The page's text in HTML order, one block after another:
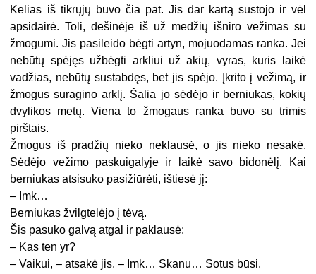
Kelias iš tikrųjų buvo čia pat. Jis dar kartą sustojo ir vėl
apsidairė. Toli, dešinėje iš už medžių išniro vežimas su
žmogumi. Jis pasileido bėgti artyn, mojuodamas ranka. Jei
nebūtų spėjęs užbėgti arkliui už akių, vyras, kuris laikė
vadžias, nebūtų sustabdęs, bet jis spėjo. Įkrito į vežimą, ir
žmogus suragino arklį. Šalia jo sėdėjo ir berniukas, kokių
dvylikos metų. Viena to žmogaus ranka buvo su trimis
pirštais.
Žmogus iš pradžių nieko neklausė, o jis nieko nesakė.
Sėdėjo vežimo paskuigalyje ir laikė savo bidonėlį. Kai
berniukas atsisuko pasižiūrėti, ištiesė jį:
– Imk…
Berniukas žvilgtelėjo į tėvą.
Šis pasuko galvą atgal ir paklausė:
– Kas ten yr?
– Vaikui, – atsakė jis. – Imk… Skanu… Sotus būsi.